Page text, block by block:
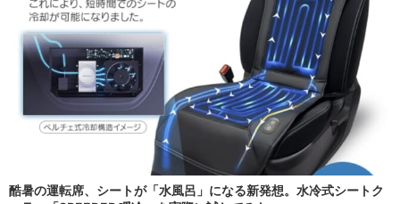
酷暑の運転席、シートが「水風呂」になる新発想。水冷式シートク